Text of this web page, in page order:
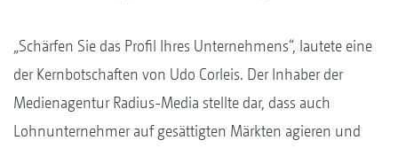
„Schärfen Sie das Profil Ihres Unternehmens“, lautete eine
der Kernbotschaften von Udo Corleis. Der Inhaber der
Medienagentur Radius-Media stellte dar, dass auch
Lohnunternehmer auf gesättigten Märkten agieren und